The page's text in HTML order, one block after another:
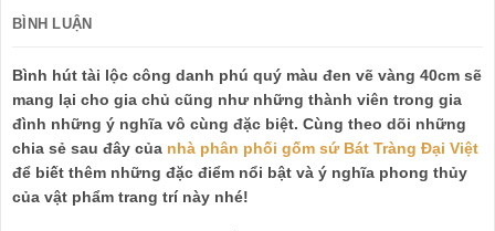
BÌNH LUẬN
Bình hút tài lộc công danh phú quý màu đen vẽ vàng 40cm sẽ
mang lại cho gia chủ cũng như những thành viên trong gia
đình những ý nghĩa vô cùng đặc biệt. Cùng theo dõi những
chia sẻ sau đây của nhà phân phối gốm sứ Bát Tràng Đại Việt
để biết thêm những đặc điểm nổi bật và ý nghĩa phong thủy
của vật phẩm trang trí này nhé!